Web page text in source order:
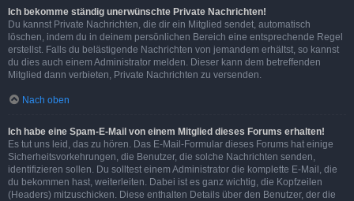
Ich bekomme ständig unerwünschte Private Nachrichten!
Du kannst Private Nachrichten, die dir ein Mitglied sendet, automatisch
löschen, indem du in deinem persönlichen Bereich eine entsprechende Regel
erstellst. Falls du belästigende Nachrichten von jemandem erhältst, so kannst
du dies auch einem Administrator melden. Dieser kann dem betreffenden
Mitglied dann verbieten, Private Nachrichten zu versenden.
Nach oben
Ich habe eine Spam-E-Mail von einem Mitglied dieses Forums erhalten!
Es tut uns leid, das zu hören. Das E-Mail-Formular dieses Forums hat einige
Sicherheitsvorkehrungen, die Benutzer, die solche Nachrichten senden,
identifizieren sollen. Du solltest einem Administrator die komplette E-Mail, die
du bekommen hast, weiterleiten. Dabei ist es ganz wichtig, die Kopfzeilen
(Headers) mitzuschicken. Diese enthalten Details über den Benutzer, der die